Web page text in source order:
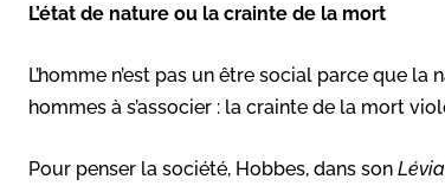
L’état de nature ou la crainte de la mort
L’homme n’est pas un être social parce que
hommes à s’associer : la crainte de la mort
Pour penser la société, Hobbes, dans son